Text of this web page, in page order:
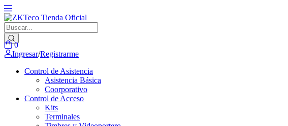
0
Ingresar/Registrarme
Control de Asistencia
Asistencia Básica
Coorporativo
Control de Acceso
Kits
Terminales